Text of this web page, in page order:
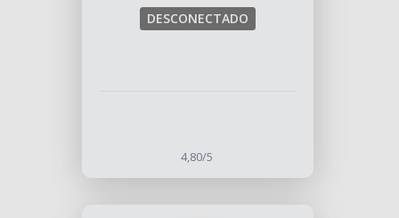
DESCONECTADO
4,80/5